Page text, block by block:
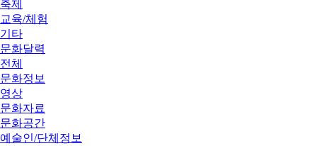
축제
교육/체험
기타
문화달력
전체
문화정보
영상
문화자료
문화공간
예술인/단체정보